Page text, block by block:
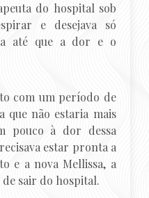
do hospital sob
e desejava só
até que a dor e o
com um período de
que não estaria mais
pouco à dor dessa
estar pronta a
e a nova Mellissa, a
sair do hospital.